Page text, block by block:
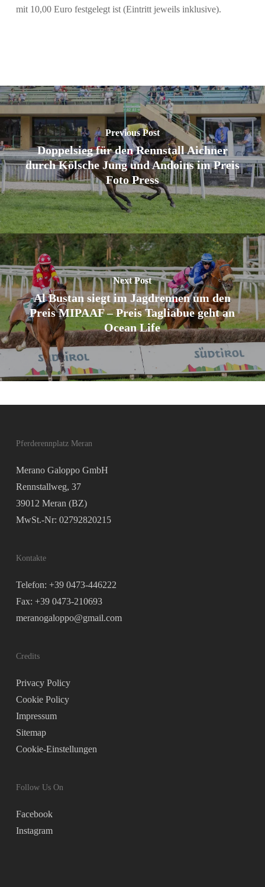
mit 10,00 Euro festgelegt ist (Eintritt jeweils inklusive).
Previous Post
Doppelsieg für den Rennstall Aichner
durch Kölsche Jung und Andoins im Preis
Foto Press
Next Post
Al Bustan siegt im Jagdrennen um den
Preis MIPAAF – Preis Tagliabue geht an
Ocean Life
Pferderennplatz Meran
Merano Galoppo GmbH
Rennstallweg, 37
39012 Meran (BZ)
MwSt.-Nr: 02792820215
Kontakte
Telefon: +39 0473-446222
Fax: +39 0473-210693
meranogaloppo@gmail.com
Credits
Privacy Policy
Cookie Policy
Impressum
Sitemap
Cookie-Einstellungen
Follow Us On
Facebook
Instagram